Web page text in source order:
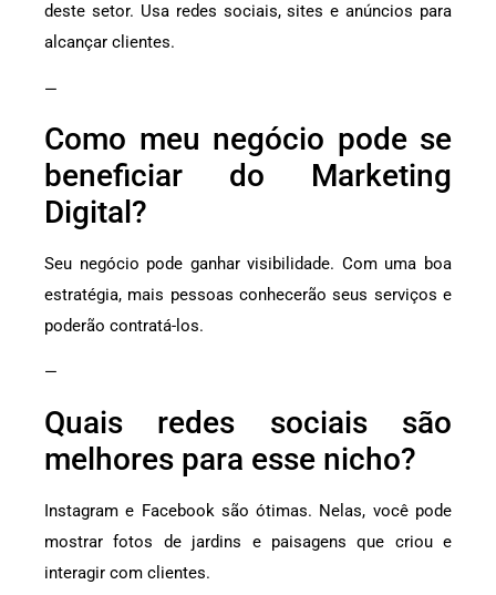
deste setor. Usa redes sociais, sites e anúncios para
alcançar clientes.
—
Como meu negócio pode se
beneficiar do Marketing
Digital?
Seu negócio pode ganhar visibilidade. Com uma boa
estratégia, mais pessoas conhecerão seus serviços e
poderão contratá-los.
—
Quais redes sociais são
melhores para esse nicho?
Instagram e Facebook são ótimas. Nelas, você pode
mostrar fotos de jardins e paisagens que criou e
interagir com clientes.